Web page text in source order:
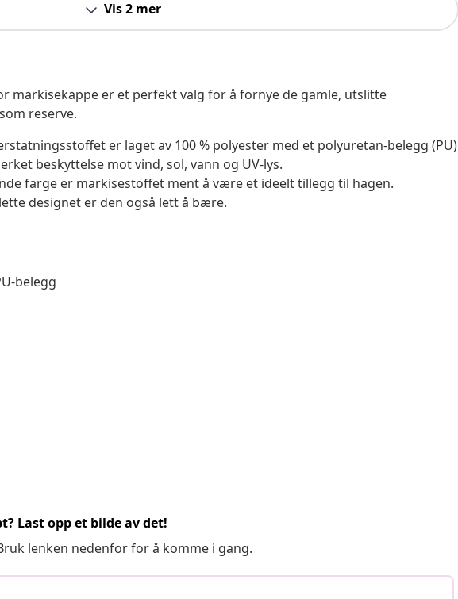
Vis 2 mer
markisekappe er et perfekt valg for å fornye de gamle, utslitte
reserve.
er laget av 100 % polyester med et polyuretan-belegg (PU)
beskyttelse mot vind, sol, vann og UV-lys.
farge er markisestoffet ment å være et ideelt tillegg til hagen.
designet er den også lett å bære.
belegg
Last opp et bilde av det!
lenken nedenfor for å komme i gang.